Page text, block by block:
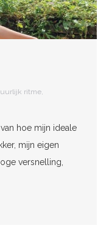
ritme,
hoe mijn ideale
mijn eigen
versnelling,